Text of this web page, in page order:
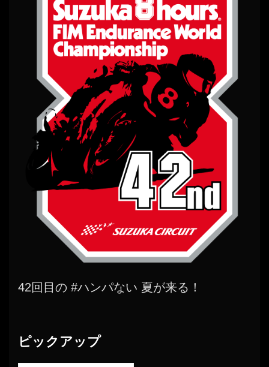
42回目の #ハンパない 夏が来る！
ピックアップ